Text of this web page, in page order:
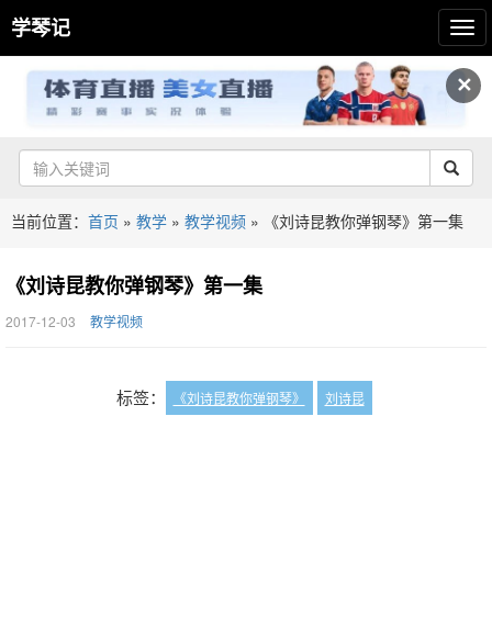
✕
学琴记
当前位置： 首页 » 教学 » 教学视频 » 《刘诗昆教你弹钢琴》第一集
《刘诗昆教你弹钢琴》第一集
2017-12-03 教学视频
标签： 《刘诗昆教你弹钢琴》 刘诗昆